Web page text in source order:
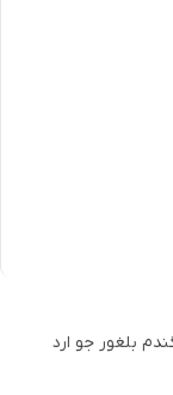
بلغور جو ارد